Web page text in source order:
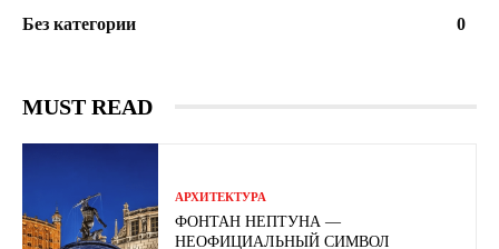
Без категории
0
MUST READ
АРХИТЕКТУРА
ФОНТАН НЕПТУНА —
НЕОФИЦИАЛЬНЫЙ СИМВОЛ